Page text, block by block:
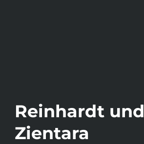
Reinhardt und
Zientara